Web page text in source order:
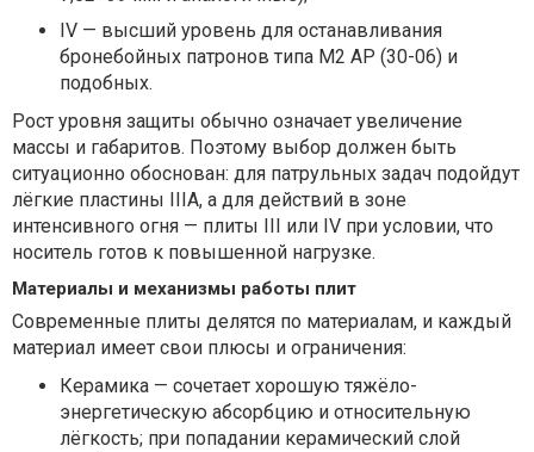
IV — высший уровень для останавливания
бронебойных патронов типа M2 AP (30-06) и
подобных.
Рост уровня защиты обычно означает увеличение
массы и габаритов. Поэтому выбор должен быть
ситуационно обоснован: для патрульных задач подойдут
лёгкие пластины IIIA, а для действий в зоне
интенсивного огня — плиты III или IV при условии, что
носитель готов к повышенной нагрузке.
Материалы и механизмы работы плит
Современные плиты делятся по материалам, и каждый
материал имеет свои плюсы и ограничения:
Керамика — сочетает хорошую тяжёло-
энергетическую абсорбцию и относительную
лёгкость; при попадании керамический слой